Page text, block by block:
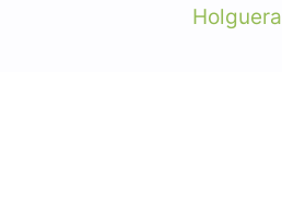
Holguera